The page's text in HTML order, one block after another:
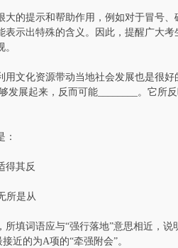
提示和帮助作用，例如对于冒号、
示出特殊的含义。因此，提醒广大
化资源带动当地社会发展也是很好
发展起来，反而可能________。它
其反
所是从
词语应与“强行落地”意思相近，说
近的为A项的“牵强附会”。